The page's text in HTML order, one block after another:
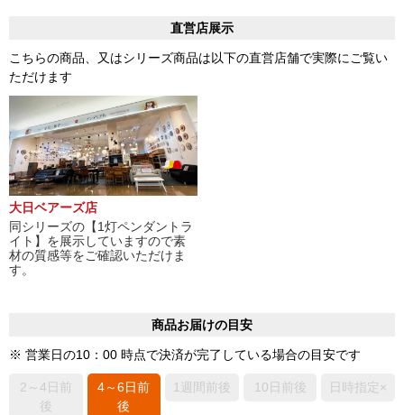
直営店展示
こちらの商品、又はシリーズ商品は以下の直営店舗で実際にご覧い
ただけます
大日ベアーズ店
同シリーズの【1灯ペンダントラ
イト】を展示していますので素
材の質感等をご確認いただけま
す。
商品お届けの目安
※ 営業日の10：00 時点で決済が完了している場合の目安です
2～4日前
後
4～6日前
後
1週間前後 10日前後 日時指定×